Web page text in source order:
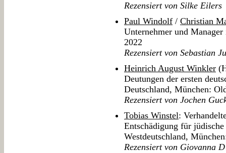
Rezensiert von Silke Eilers
Paul Windolf / Christian
Unternehmer und
2022
Rezensiert von Sebastian
Heinrich August Winkler
Deutungen der ersten
Deutschland, München:
Rezensiert von Jochen
Tobias Winstel:
Entschädigung für
Westdeutschland,
Rezensiert von Giovanna